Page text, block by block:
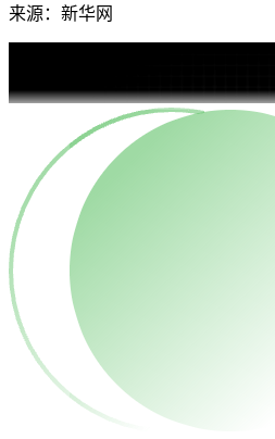
来源：新华网